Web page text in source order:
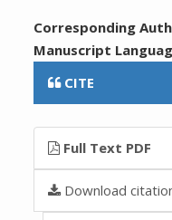
Corresponding
Manuscript
CITE
Full Text PDF
Download